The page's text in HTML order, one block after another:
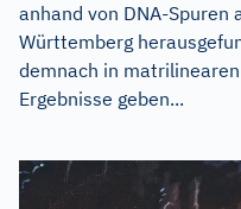
anhand von DNA-Spuren
Württemberg
demnach in
Ergebnisse geben...